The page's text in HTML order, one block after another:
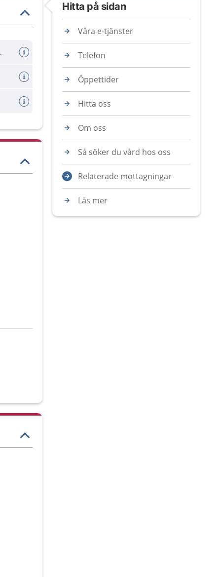
tid
Hitta på sidan
Våra e-tjänster
Telefon
Öppettider
Hitta oss
Om oss
Så söker du vård hos oss
Relaterade mottagningar
Läs mer